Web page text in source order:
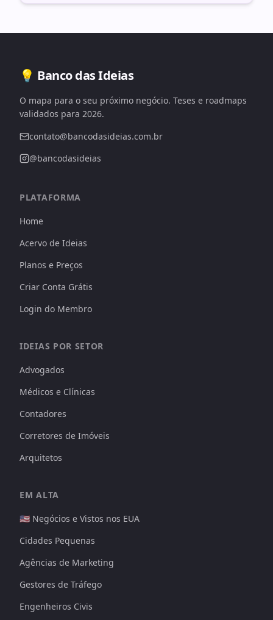
💡 Banco das Ideias
O mapa para o seu próximo negócio. Teses e roadmaps
validados para 2026.
contato@bancodasideias.com.br
@bancodasideias
PLATAFORMA
Home
Acervo de Ideias
Planos e Preços
Criar Conta Grátis
Login do Membro
IDEIAS POR SETOR
Advogados
Médicos e Clínicas
Contadores
Corretores de Imóveis
Arquitetos
EM ALTA
🇺🇸 Negócios e Vistos nos EUA
Cidades Pequenas
Agências de Marketing
Gestores de Tráfego
Engenheiros Civis